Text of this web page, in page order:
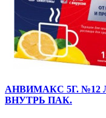
АНВИМАКС 5Г. №12
ВНУТРЬ ПАК.